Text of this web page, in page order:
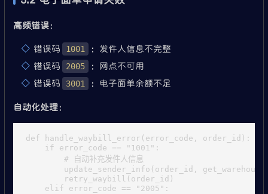
高频错误：
错误码
1001
：发件人信息不完整
错误码
2005
：网点不可用
错误码
3001
：电子面单余额不足
自动化处理：
def handle_waybill_error(error_code, order_id):
    if error_code == "1001":
        # 自动补充发件人信息
update_sender_info(order_id,
        retry_waybill(order_id)
    elif error_code == "2005":